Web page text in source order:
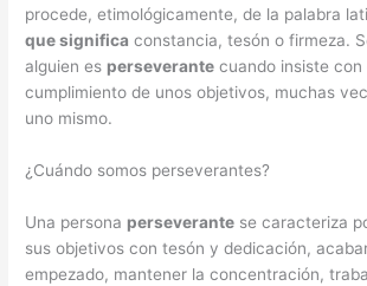
procede, etimológicamente, de la palabra
que significa constancia, tesón o firmeza.
alguien es perseverante cuando insiste con
cumplimiento de unos objetivos, muchas
uno mismo.
¿Cuándo somos perseverantes?
Una persona perseverante se caracteriza
sus objetivos con tesón y dedicación,
empezado, mantener la concentración,